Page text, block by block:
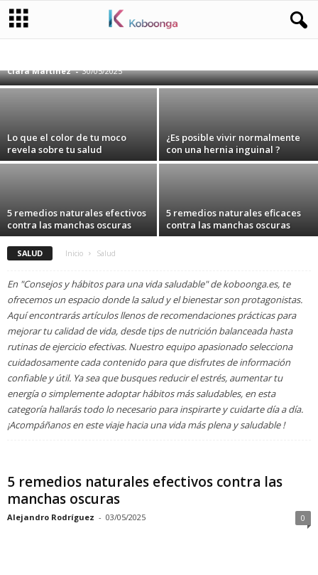
NATURALEZA
NOTICIAS NUTRICIÓN SALUDABLE
PERSONAS
PSICOLOGÍA
RECETAS Y CONSEJOS DE COCINA
SALUD
Razones detrás del aumento de peso en el
Clara Martínez - 30/05/2025
Lo que el color de tu moco
revela sobre tu salud
¿Es posible vivir normalmente
con una hernia inguinal ?
5 remedios naturales efectivos
contra las manchas oscuras
5 remedios naturales eficaces
contra las manchas oscuras
SALUD Inicio Salud
En "Consejos y hábitos para una vida saludable" de koboonga.es, te
ofrecemos un espacio donde la salud y el bienestar son protagonistas.
Aquí encontrarás artículos llenos de recomendaciones prácticas para
mejorar tu calidad de vida, desde tips de nutrición balanceada hasta
rutinas de ejercicio efectivas. Nuestro equipo apasionado selecciona
cuidadosamente cada contenido para que disfrutes de información
confiable y útil. Ya sea que busques reducir el estrés, aumentar tu
energía o simplemente adoptar hábitos más saludables, en esta
categoría hallarás todo lo necesario para inspirarte y cuidarte día a día.
¡Acompáñanos en este viaje hacia una vida más plena y saludable !
5 remedios naturales efectivos contra las
manchas oscuras
Alejandro Rodríguez - 03/05/2025 0